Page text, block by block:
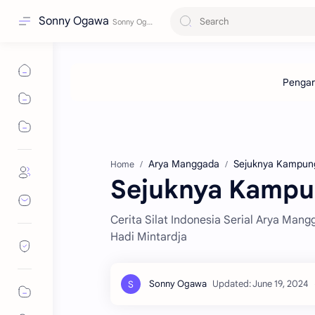
Sonny Ogawa
Home Arya Manggada Sejuknya
Sejuknya
Cerita Silat Indonesia Serial Arya
Hadi Mintardja